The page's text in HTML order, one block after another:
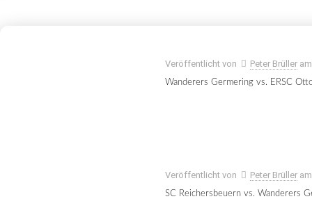
Veröffentlicht von Peter Brüller
Wanderers Germering vs. ERSC
Veröffentlicht von Peter Brüller
SC Reichersbeuern vs. Wanderers